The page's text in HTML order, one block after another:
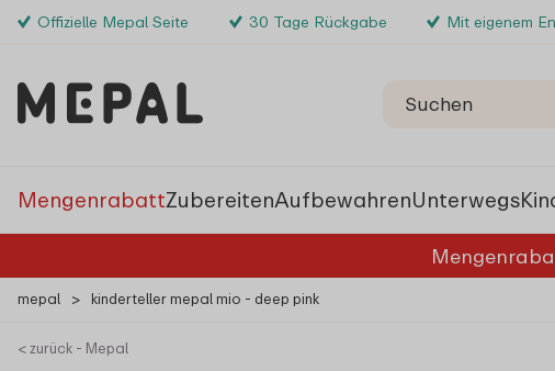
Offizielle Mepal Seite 30 Tage Rückgabe Mit eigenem
MengenrabattZubereitenAufbewahrenUnterwegs
mepal > kinderteller mepal mio - deep pink
< zurück - Mepal